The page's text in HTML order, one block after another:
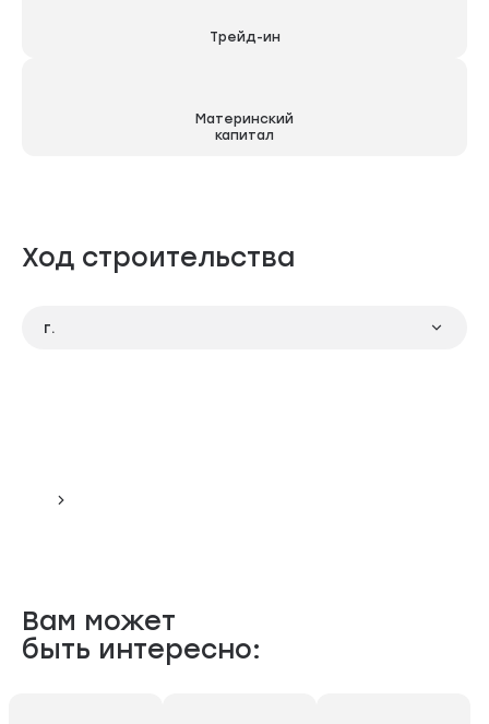
Трейд-ин
Материнский
капитал
Ход строительства
г.
Вам может
быть интересно: